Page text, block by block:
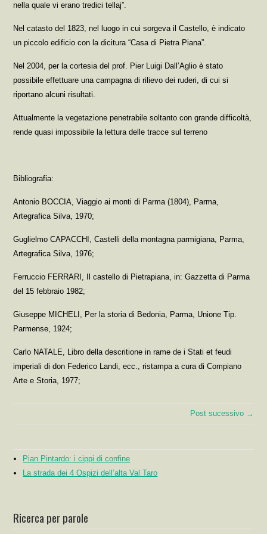
nella quale vi erano tredici tellaj”.
Nel catasto del 1823, nel luogo in cui sorgeva il Castello, è indicato
un piccolo edificio con la dicitura “Casa di Pietra Piana”.
Nel 2004, per la cortesia del prof. Pier Luigi Dall’Aglio è stato
possibile effettuare una campagna di rilievo dei ruderi, di cui si
riportano alcuni risultati.
Attualmente la vegetazione penetrabile soltanto con grande difficoltà,
rende quasi impossibile la lettura delle tracce sul terreno
Bibliografia:
Antonio BOCCIA, Viaggio ai monti di Parma (1804), Parma,
Artegrafica Silva, 1970;
Guglielmo CAPACCHI, Castelli della montagna parmigiana, Parma,
Artegrafica Silva, 1976;
Ferruccio FERRARI, Il castello di Pietrapiana, in: Gazzetta di Parma
del 15 febbraio 1982;
Giuseppe MICHELI, Per la storia di Bedonia, Parma, Unione Tip.
Parmense, 1924;
Carlo NATALE, Libro della descritione in rame de i Stati et feudi
imperiali di don Federico Landi, ecc., ristampa a cura di Compiano
Arte e Storia, 1977;
Post sucessivo →
Pian Pintardo: i cippi di confine
La strada dei 4 Ospizi dell’alta Val Taro
Ricerca per parole